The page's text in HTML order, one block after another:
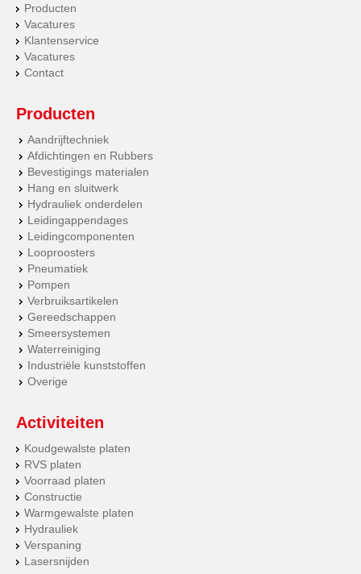
Producten
Vacatures
Klantenservice
Vacatures
Contact
Producten
Aandrijftechniek
Afdichtingen en Rubbers
Bevestigings materialen
Hang en sluitwerk
Hydrauliek onderdelen
Leidingappendages
Leidingcomponenten
Looproosters
Pneumatiek
Pompen
Verbruiksartikelen
Gereedschappen
Smeersystemen
Waterreiniging
Industriële kunststoffen
Overige
Activiteiten
Koudgewalste platen
RVS platen
Voorraad platen
Constructie
Warmgewalste platen
Hydrauliek
Verspaning
Lasersnijden